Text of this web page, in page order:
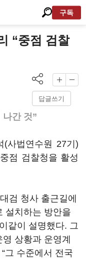
구독
“중점 검찰
답글쓰기
간 것”
(사법연수원 27기)
점 검찰청을 활성
검 청사 출근길에
설치하는 방안을
같이 설명했다. 그
상황과 운영계
그 수준에서 전국